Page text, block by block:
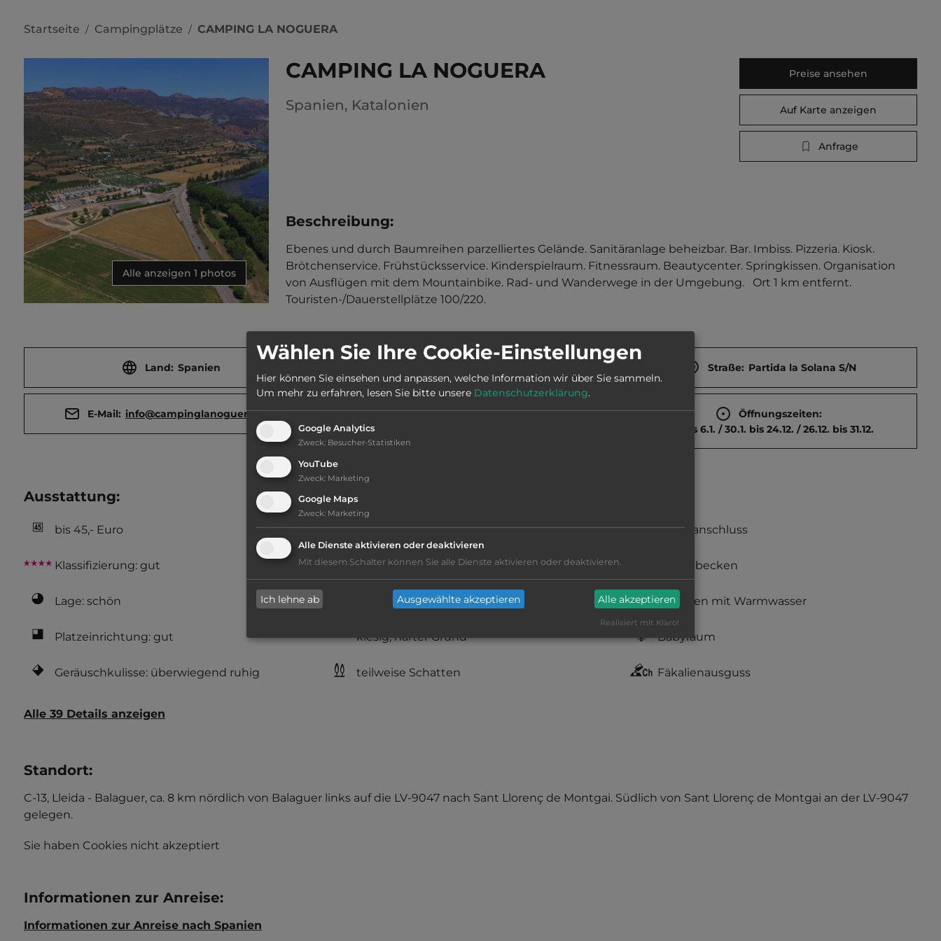
Startseite / Campingplätze / CAMPING LA NOGUERA
Alle anzeigen 1 photos
CAMPING LA NOGUERA
Spanien, Katalonien
Preise ansehen
Auf Karte anzeigen
Anfrage
Beschreibung:
Ebenes und durch Baumreihen parzelliertes Gelände. Sanitäranlage beheizbar. Bar. Imbiss. Pizzeria. Kiosk.
Brötchenservice. Frühstücksservice. Kinderspielraum. Fitnessraum. Beautycenter. Springkissen. Organisation
von Ausflügen mit dem Mountainbike. Rad- und Wanderwege in der Umgebung.   Ort 1 km entfernt.
Touristen-/Dauerstellplätze 100/220.
Land: Spanien Straße: Partida la Solana S/N
E-Mail: info@campinglanoguera.com Fläche: 25.000m2
Öffnungszeiten:
1.1. bis 6.1. / 30.1. bis 24.12. / 26.12. bis 31.12.
Ausstattung:
bis 45,- Euro
Klassifizierung: gut
Lage: schön
Platzeinrichtung: gut
Geräuschkulisse: überwiegend ruhig
Hygiene: gut
Service: gut, überdurchschnittlich
sandiger Grund
kiesig, harter Grund
teilweise Schatten
Stromanschluss
Waschbecken
Duschen mit Warmwasser
Babyraum
Fäkalienausguss
Alle 39 Details anzeigen
Standort:
C-13, Lleida - Balaguer, ca. 8 km nördlich von Balaguer links auf die LV-9047 nach Sant Llorenç de Montgai. Südlich von Sant Llorenç de Montgai an der LV-9047
gelegen.
Sie haben Cookies nicht akzeptiert
Informationen zur Anreise:
Informationen zur Anreise nach Spanien
Wählen Sie Ihre Cookie-Einstellungen
Hier können Sie einsehen und anpassen, welche Information wir über Sie sammeln.
Um mehr zu erfahren, lesen Sie bitte unsere Datenschutzerklärung.
Google Analytics
Zweck: Besucher-Statistiken
YouTube
Zweck: Marketing
Google Maps
Zweck: Marketing
Alle Dienste aktivieren oder deaktivieren
Mit diesem Schalter können Sie alle Dienste aktivieren oder deaktivieren.
Ich lehne ab Ausgewählte akzeptieren Alle akzeptieren
Realisiert mit Klaro!